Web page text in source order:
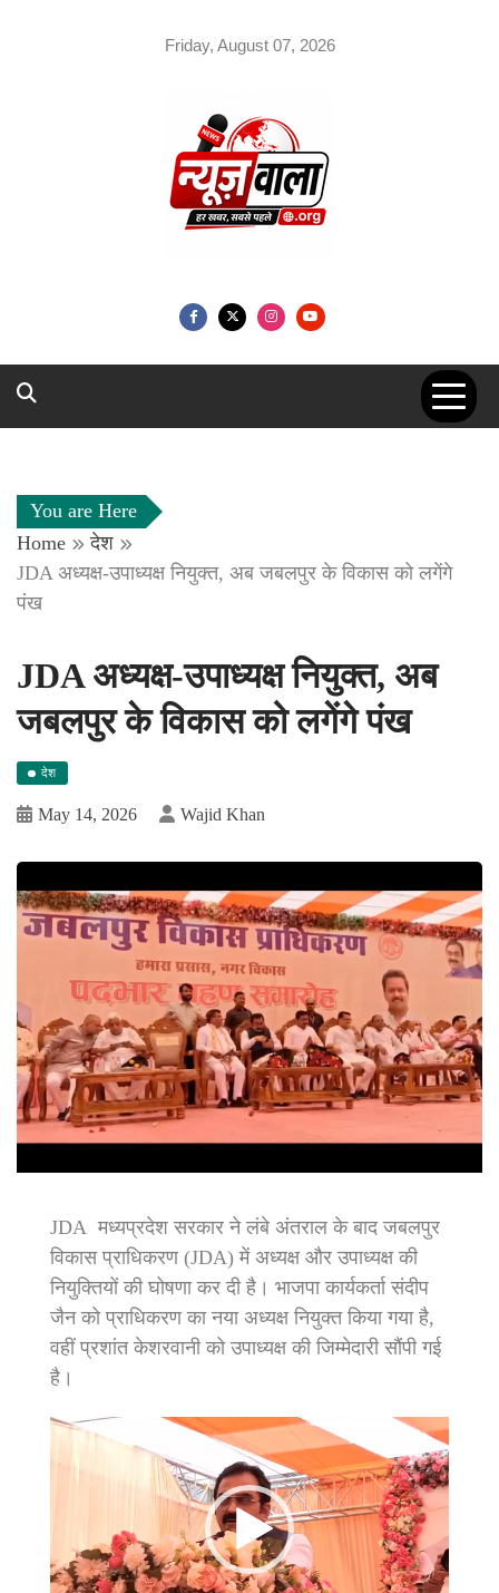
Friday, August 07, 2026
You are Here
Home
देश
JDA अध्यक्ष-उपाध्यक्ष नियुक्त, अब जबलपुर के विकास को लगेंगे
पंख
JDA अध्यक्ष-उपाध्यक्ष नियुक्त, अब
जबलपुर के विकास को लगेंगे पंख
देश
May 14, 2026 Wajid Khan
JDA मध्यप्रदेश सरकार ने लंबे अंतराल के बाद जबलपुर
विकास प्राधिकरण (JDA) में अध्यक्ष और उपाध्यक्ष की
नियुक्तियों की घोषणा कर दी है। भाजपा कार्यकर्ता संदीप
जैन को प्राधिकरण का नया अध्यक्ष नियुक्त किया गया है,
वहीं प्रशांत केशरवानी को उपाध्यक्ष की जिम्मेदारी सौंपी गई
है।
Video
Player